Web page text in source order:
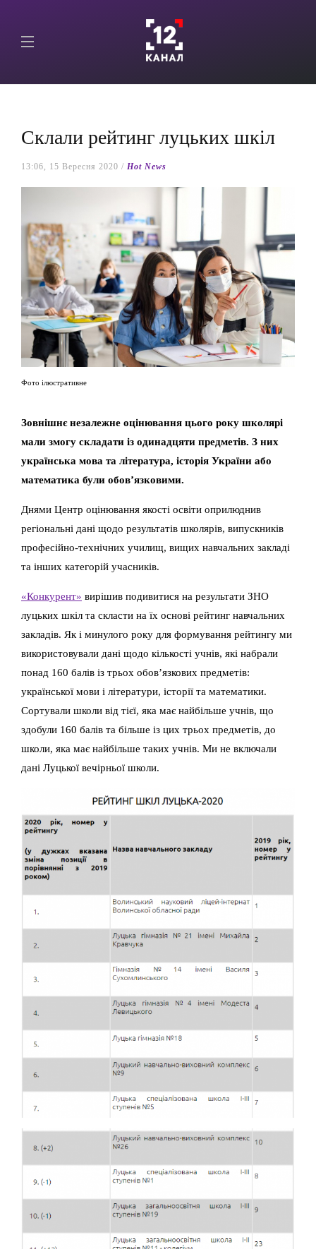
Склали рейтинг луцьких шкіл
13:06, 15 Вересня 2020 / Hot News
Фото ілюстративне
Зовнішнє незалежне оцінювання цього року школярі
мали змогу складати із одинадцяти предметів. З них
українська мова та література, історія України або
математика були обов’язковими.
Днями Центр оцінювання якості освіти оприлюднив
регіональні дані щодо результатів школярів, випускників
професійно-технічних училищ, вищих навчальних закладі
та інших категорій учасників.
«Конкурент» вирішив подивитися на результати ЗНО
луцьких шкіл та скласти на їх основі рейтинг навчальних
закладів. Як і минулого року для формування рейтингу ми
використовували дані щодо кількості учнів, які набрали
понад 160 балів із трьох обов’язкових предметів:
української мови і літератури, історії та математики.
Сортували школи від тієї, яка має найбільше учнів, що
здобули 160 балів та більше із цих трьох предметів, до
школи, яка має найбільше таких учнів. Ми не включали
дані Луцької вечірньої школи.